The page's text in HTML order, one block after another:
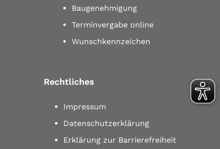
Baugenehmigung
Terminvergabe online
Wunschkennzeichen
Rechtliches
Impressum
Datenschutzerklärung
Erklärung zur Barrierefreiheit